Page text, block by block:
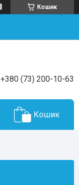
Кошик
+380 (73) 200-10-63
Кошик